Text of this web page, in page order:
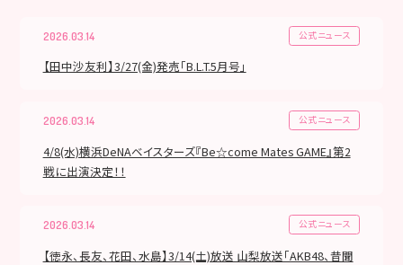
2026.03.14 公式ニュース
【田中沙友利】3/27(金)発売「B.L.T.5月号」
2026.03.14 公式ニュース
4/8(水)横浜DeNAベイスターズ『Be☆come Mates GAME』第2
戦に出演決定！！
2026.03.14 公式ニュース
【徳永、長友、花田、水島】3/14(土)放送 山梨放送「AKB48、昔聞